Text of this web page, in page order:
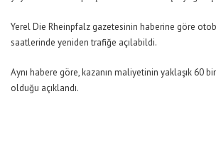
Yerel Die Rheinpfalz gazetesinin haberine göre
saatlerinde yeniden trafiğe açılabildi.
Aynı habere göre, kazanın maliyetinin yaklaşık 60
olduğu açıklandı.